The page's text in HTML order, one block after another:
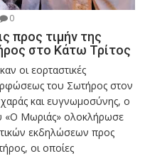
0
προς τιμήν της
στο Κάτω Τρίτος
οι εορταστικές
του Σωτήρος στον
και ευγνωμοσύνης, ο
«Ο Μωριάς» ολοκλήρωσε
εκδηλώσεων προς
οι οποίες